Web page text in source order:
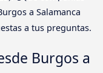
a Salamanca
a tus preguntas.
Burgos a